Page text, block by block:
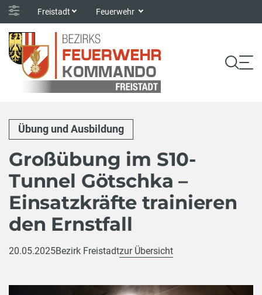
Freistadt Feuerwehr
Übung und Ausbildung
Großübung im S10-
Tunnel Götschka –
Einsatzkräfte trainieren
den Ernstfall
20.05.2025Bezirk Freistadtzur Übersicht